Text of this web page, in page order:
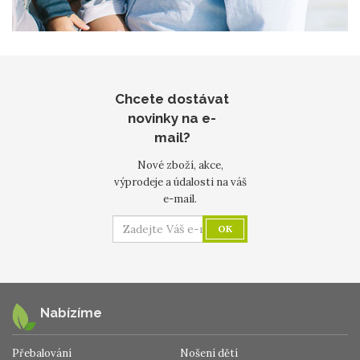
Chcete dostávat
novinky na e-
mail?
Nové zboží, akce,
výprodeje a údalosti na váš
e-mail.
OK
Nabízíme
Přebalování Nošení dětí